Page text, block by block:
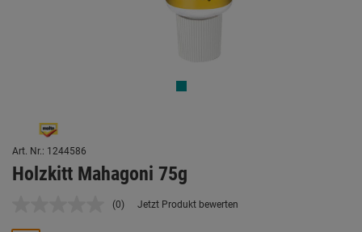
Art. Nr.: 1244586
Holzkitt Mahagoni 75g
Kein
(0) Jetzt Produkt bewerten